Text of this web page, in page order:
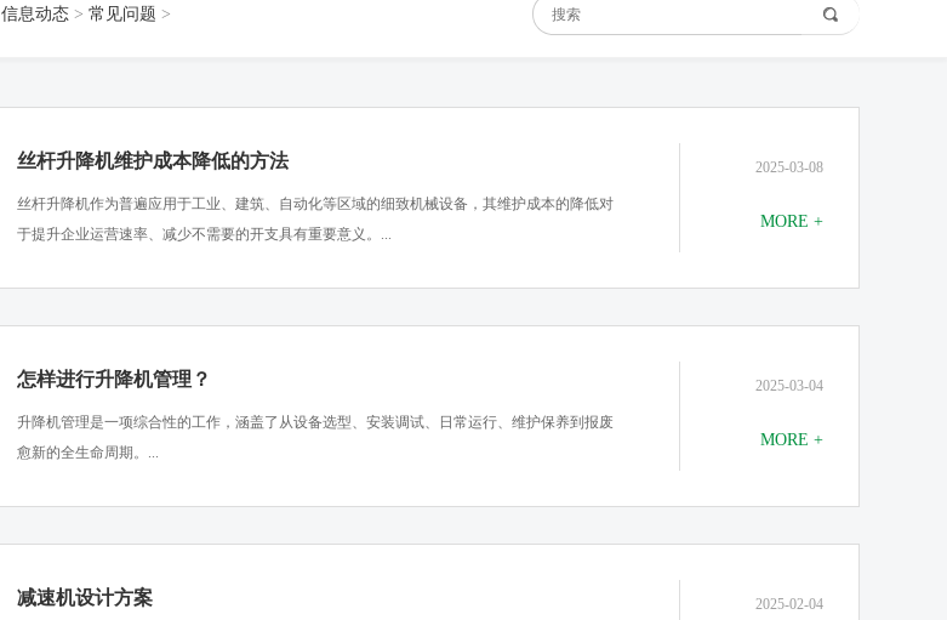
信息动态 > 常见问题 >
丝杆升降机维护成本降低的方法
​丝杆升降机作为普遍应用于工业、建筑、自动化等区域的细致机械设备，其维护成本的降低对
于提升企业运营速率、减少不需要的开支具有重要意义。...
2025-03-08
MORE +
怎样进行升降机管理？
​升降机管理是一项综合性的工作，涵盖了从设备选型、安装调试、日常运行、维护保养到报废
愈新的全生命周期。...
2025-03-04
MORE +
减速机设计方案 2025-02-04